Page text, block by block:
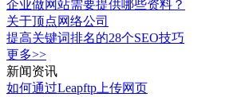
企业做网站需要提供哪些资料？
关于顶点网络公司
提高关键词排名的28个SEO技巧
更多>>
新闻资讯
如何通过Leapftp上传网页